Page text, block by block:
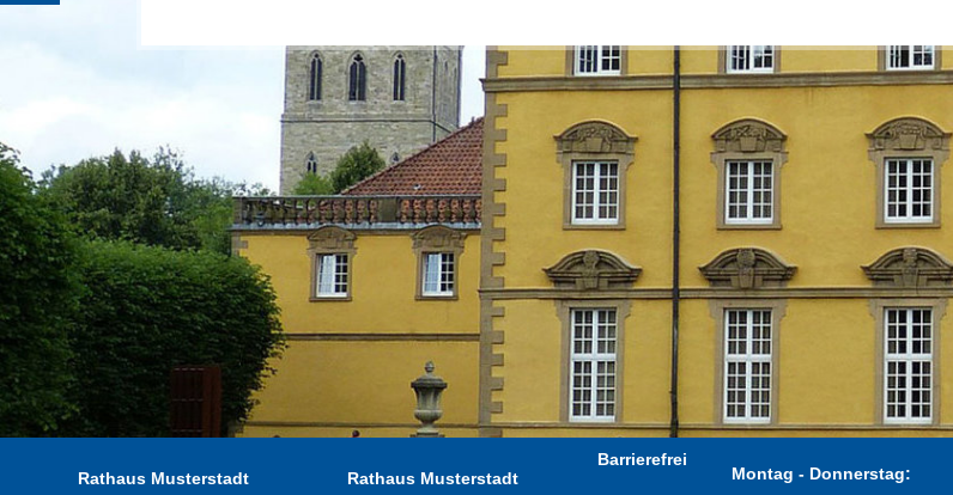
Rathaus Musterstadt Rathaus Musterstadt Montag - Donnerstag:
Barrierefrei